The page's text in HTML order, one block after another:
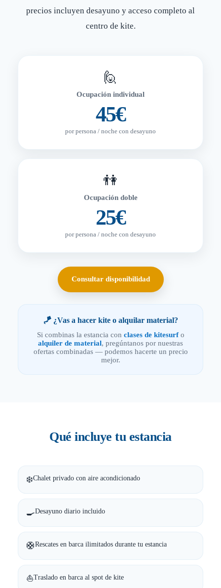
precios incluyen desayuno y acceso completo al
centro de kite.
🙋
Ocupación individual
45€
por persona / noche con desayuno
👫
Ocupación doble
25€
por persona / noche con desayuno
Consultar disponibilidad
🪁 ¿Vas a hacer kite o alquilar material?
Si combinas la estancia con clases de kitesurfo
alquiler de material, pregúntanos por nuestras
ofertas combinadas — podemos hacerte un precio
mejor.
Qué incluye tu estancia
❄️Chalet privado con aire acondicionado
🍳Desayuno diario incluido
🛟Rescates en barca ilimitados durante tu estancia
⛵Traslado en barca al spot de kite